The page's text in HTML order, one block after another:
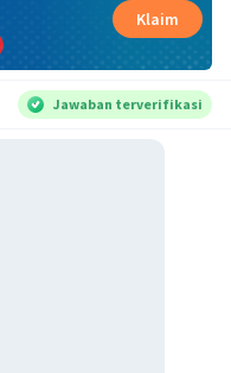
Klaim
Jawaban terverifikasi